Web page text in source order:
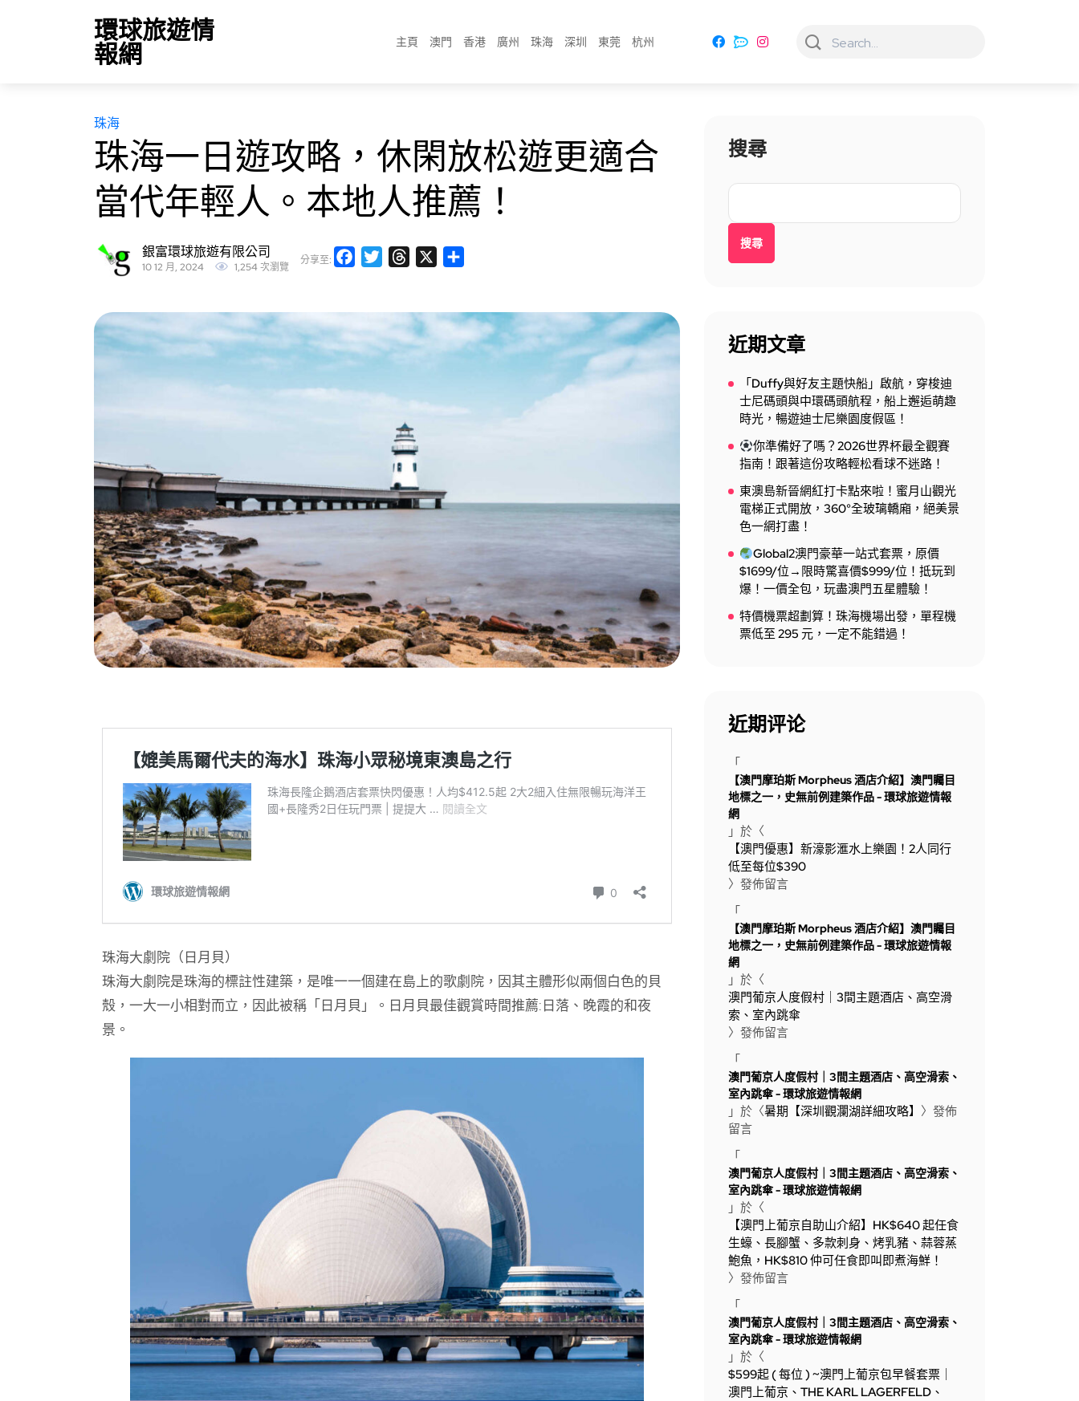
環球旅遊情
報網 主頁 澳門 香港 廣州 珠海 深圳 東莞 杭州
珠海
珠海一日遊攻略，休閑放松遊更適合
當代年輕人。本地人推薦！
銀富環球旅遊有限公司
10 12 月, 2024 1,254 次瀏覽
分享至: FacebookTwitterThreads
珠海大劇院（日月貝）
珠海大劇院是珠海的標註性建築，是唯一一個建在島上的歌劇院，因其主體形似兩個白色的貝
殼，一大一小相對而立，因此被稱「日月貝」。日月貝最佳觀賞時間推薦:日落、晚霞的和夜
景。
搜尋
搜尋
近期文章
「Duffy與好友主題快船」啟航，穿梭迪
士尼碼頭與中環碼頭航程，船上邂逅萌趣
時光，暢遊迪士尼樂園度假區！
你準備好了嗎？2026世界杯最全觀賽
指南！跟著這份攻略輕松看球不迷路！
東澳島新晉網紅打卡點來啦！蜜月山觀光
電梯正式開放，360°全玻璃轎廂，絕美景
色一網打盡！
Global2澳門豪華一站式套票，原價
$1699/位→限時驚喜價$999/位！抵玩到
爆！一價全包，玩盡澳門五星體驗！
特價機票超劃算！珠海機場出發，單程機
票低至 295 元，一定不能錯過！
近期评论
「
【澳門摩珀斯 Morpheus 酒店介紹】澳門矚目
地標之一，史無前例建築作品 - 環球旅遊情報
網
」於〈
【澳門優惠】新濠影滙水上樂園！2人同行
低至每位$390
〉發佈留言
「
【澳門摩珀斯 Morpheus 酒店介紹】澳門矚目
地標之一，史無前例建築作品 - 環球旅遊情報
網
」於〈
澳門葡京人度假村｜3間主題酒店、高空滑
索、室內跳傘
〉發佈留言
「
澳門葡京人度假村｜3間主題酒店、高空滑索、
室內跳傘 - 環球旅遊情報網
」於〈暑期【深圳觀瀾湖詳細攻略】 〉發佈
留言
「
澳門葡京人度假村｜3間主題酒店、高空滑索、
室內跳傘 - 環球旅遊情報網
」於〈
【澳門上葡京自助山介紹】HK$640 起任食
生蠔、長腳蟹、多款刺身、烤乳豬、蒜蓉蒸
鮑魚，HK$810 仲可任食即叫即煮海鮮！
〉發佈留言
「
澳門葡京人度假村｜3間主題酒店、高空滑索、
室內跳傘 - 環球旅遊情報網
」於〈
$599起 ( 每位 ) ~澳門上葡京包早餐套票｜
澳門上葡京、THE KARL LAGERFELD、